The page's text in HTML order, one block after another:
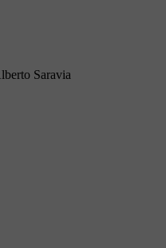
Saravia